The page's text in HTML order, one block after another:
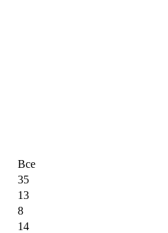
Все
35
13
8
14